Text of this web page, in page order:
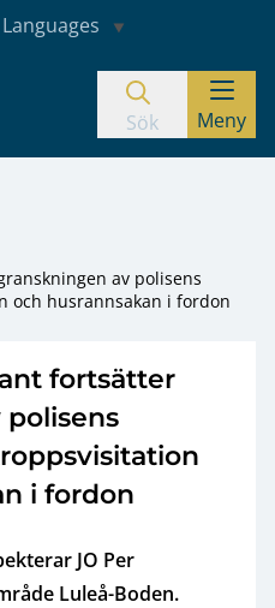
Languages
Sök Meny
av polisens
och husrannsakan i fordon
fortsätter
i fordon
JO Per
Luleå-Boden.